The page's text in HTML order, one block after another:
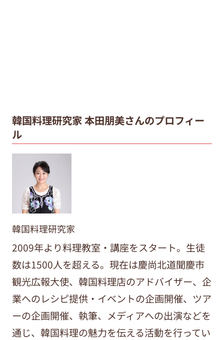
韓国料理研究家 本田朋美さんのプロフィー
ル
韓国料理研究家
2009年より料理教室・講座をスタート。生徒
数は1500人を超える。現在は慶尚北道聞慶市
観光広報大使、韓国料理店のアドバイザー、企
業へのレシピ提供・イベントの企画開催、ツア
ーの企画開催、執筆、メディアへの出演などを
通じ、韓国料理の魅力を伝える活動を行ってい